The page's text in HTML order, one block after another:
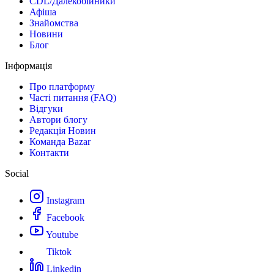
Афіша
Знайомства
Новини
Блог
Інформація
Про платформу
Часті питання (FAQ)
Відгуки
Автори блогу
Редакція Новин
Команда Bazar
Контакти
Social
Instagram
Facebook
Youtube
Tiktok
Linkedin